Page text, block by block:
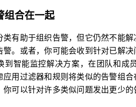
组合在一起
类有助于组织告警，但它仍然不能
警。或者，你可能会收到针对已解
到智能监控解决方案，在团队和成
应用过滤器和规则将类似的告警组
你可以针对许多类似问题发出更少